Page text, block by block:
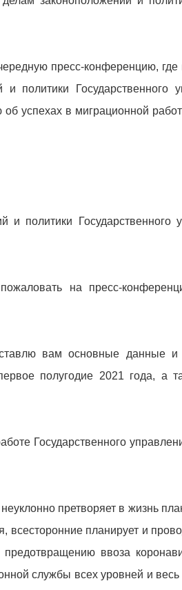
пресс-конференцию, где
политики Государственного
успехах в миграционной
и политики Государственного
на пресс-
вам основные данные и
полугодие 2021 года, а
Государственного
претворяет в жизнь
всесторонние планирует и
ввоза
службы всех уровней и